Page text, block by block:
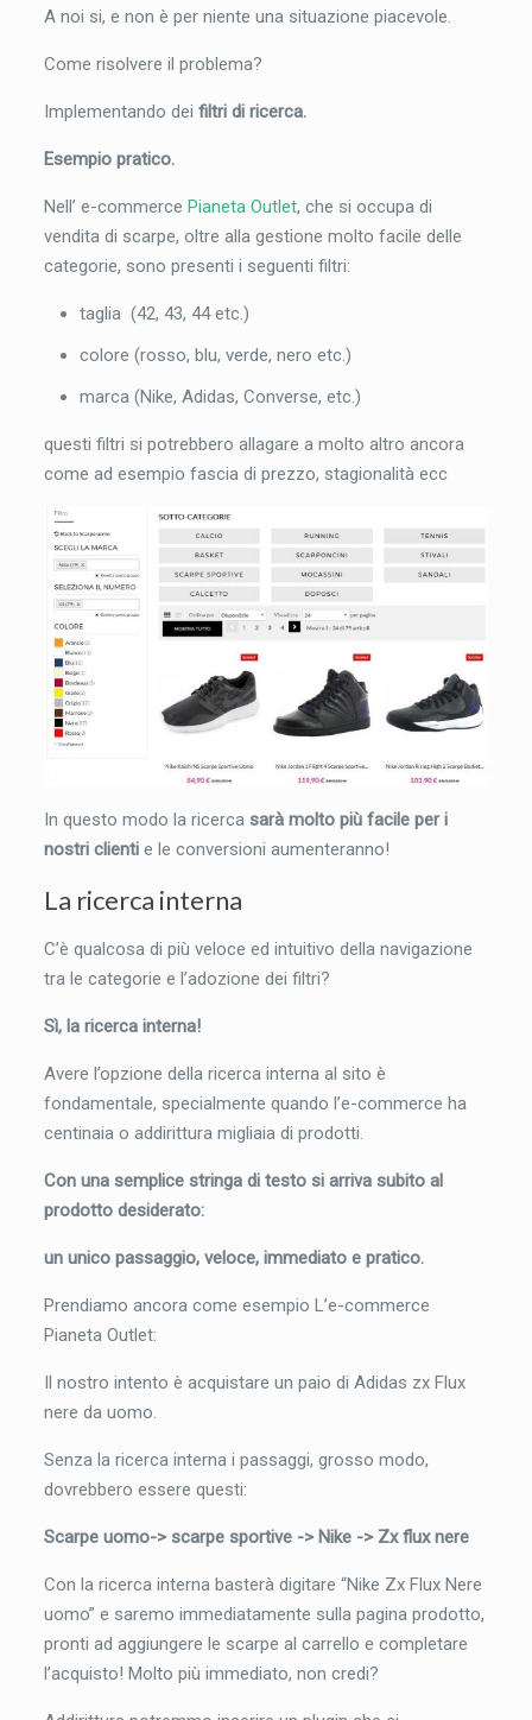
A noi si, e non è per niente una situazione piacevole.
Come risolvere il problema?
Implementando dei filtri di ricerca.
Esempio pratico.
Nell’ e-commerce Pianeta Outlet, che si occupa di
vendita di scarpe, oltre alla gestione molto facile delle
categorie, sono presenti i seguenti filtri:
taglia (42, 43, 44 etc.)
colore (rosso, blu, verde, nero etc.)
marca (Nike, Adidas, Converse, etc.)
questi filtri si potrebbero allagare a molto altro ancora
come ad esempio fascia di prezzo, stagionalità ecc
In questo modo la ricerca sarà molto più facile per i
nostri clientie le conversioni aumenteranno!
La ricerca interna
C’è qualcosa di più veloce ed intuitivo della navigazione
tra le categorie e l’adozione dei filtri?
Sì, la ricerca interna!
Avere l’opzione della ricerca interna al sito è
fondamentale, specialmente quando l’e-commerce ha
centinaia o addirittura migliaia di prodotti.
Con una semplice stringa di testo si arriva subito al
prodotto desiderato:
un unico passaggio, veloce, immediato e pratico.
Prendiamo ancora come esempio L’e-commerce
Pianeta Outlet:
Il nostro intento è acquistare un paio di Adidas zx Flux
nere da uomo.
Senza la ricerca interna i passaggi, grosso modo,
dovrebbero essere questi:
Scarpe uomo-> scarpe sportive -> Nike -> Zx flux nere
Con la ricerca interna basterà digitare “Nike Zx Flux Nere
uomo” e saremo immediatamente sulla pagina prodotto,
pronti ad aggiungere le scarpe al carrello e completare
l’acquisto! Molto più immediato, non credi?